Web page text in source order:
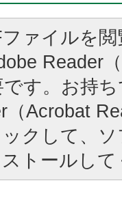
ァイルを
Reader
す。お持
（Acrobat
クして、
トールし